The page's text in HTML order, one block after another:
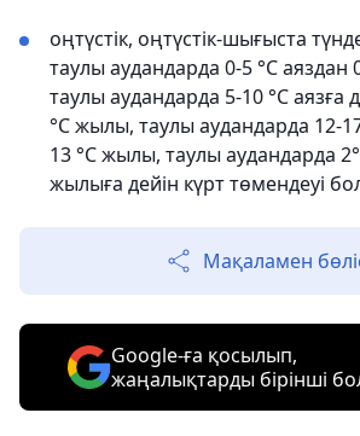
оңтүстік, оңтүстік-шығыста
таулы аудандарда 0-5 °C аяздан
таулы аудандарда 5-10 °C аязға
°C жылы, таулы аудандарда 12-
13 °C жылы, таулы аудандарда
жылыға дейін күрт төмендеуі
Мақаламен
Google-ға қосылып,
жаңалықтарды бірінші